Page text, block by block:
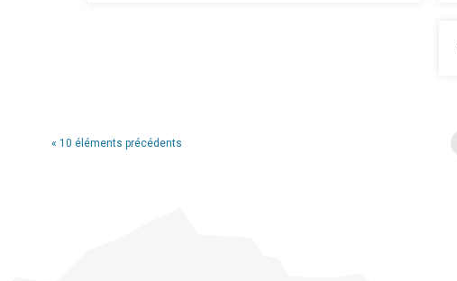
« 10 éléments précédents